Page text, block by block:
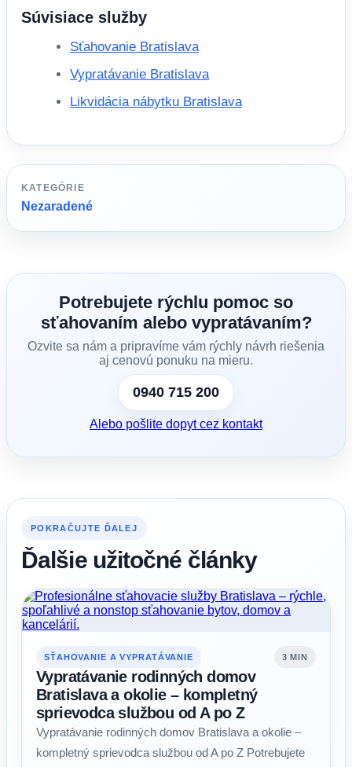
Súvisiace služby
Sťahovanie Bratislava
Vypratávanie Bratislava
Likvidácia nábytku Bratislava
KATEGÓRIE
Nezaradené
Potrebujete rýchlu pomoc so
sťahovaním alebo vypratávaním?
Ozvite sa nám a pripravíme vám rýchly návrh riešenia
aj cenovú ponuku na mieru.
0940 715 200
Alebo pošlite dopyt cez kontakt
POKRAČUJTE ĎALEJ
Ďalšie užitočné články
SŤAHOVANIE A VYPRATÁVANIE 3 MIN
Vypratávanie rodinných domov
Bratislava a okolie – kompletný
sprievodca službou od A po Z
Vypratávanie rodinných domov Bratislava a okolie –
kompletný sprievodca službou od A po Z Potrebujete